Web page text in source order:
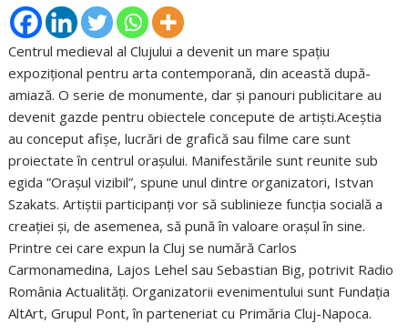
Centrul medieval al Clujului a devenit un mare spațiu
expozițional pentru arta contemporană, din această după-
amiază. O serie de monumente, dar și panouri publicitare au
devenit gazde pentru obiectele concepute de artiști.Aceștia
au conceput afișe, lucrări de grafică sau filme care sunt
proiectate în centrul orașului. Manifestările sunt reunite sub
egida ”Orașul vizibil”, spune unul dintre organizatori, Istvan
Szakats. Artiștii participanți vor să sublinieze funcția socială a
creației și, de asemenea, să pună în valoare orașul în sine.
Printre cei care expun la Cluj se numără Carlos
Carmonamedina, Lajos Lehel sau Sebastian Big, potrivit Radio
România Actualități. Organizatorii evenimentului sunt Fundația
AltArt, Grupul Pont, în parteneriat cu Primăria Cluj-Napoca.